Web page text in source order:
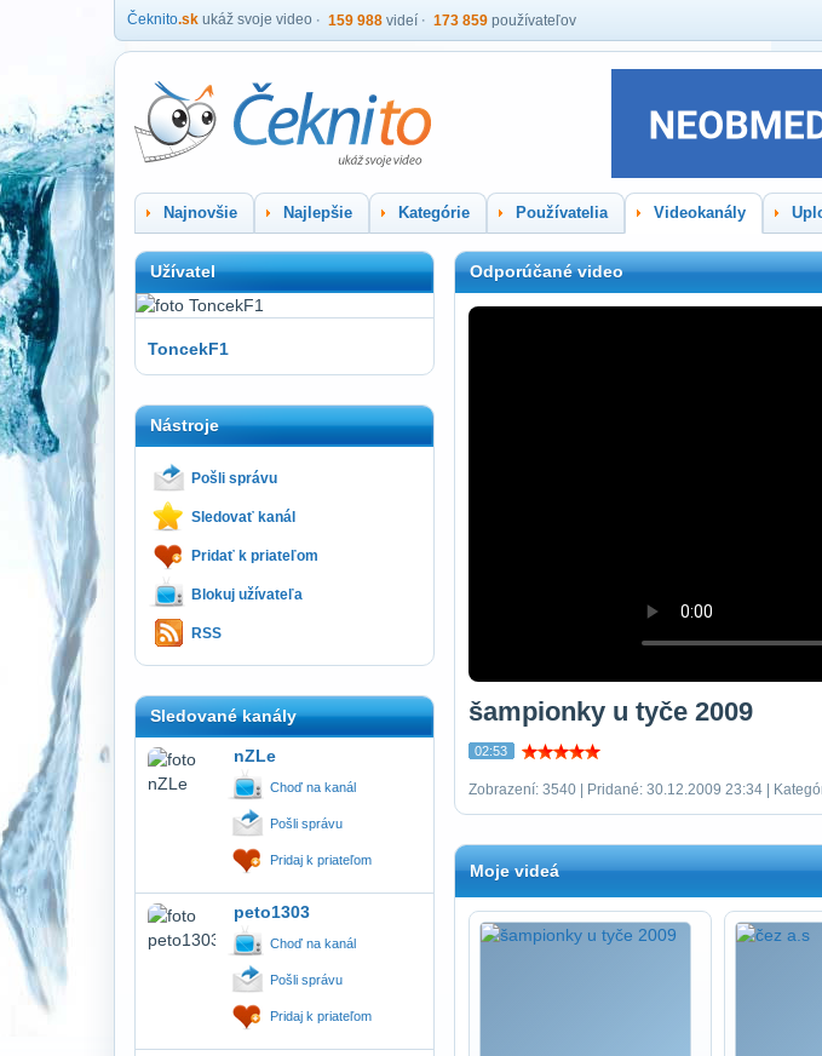
Čeknito.sk ukáž svoje video 159 988 videí 173 859 používateľov
Najnovšie Najlepšie Kategórie Používatelia Videokanály
Užívatel
ToncekF1
Nástroje
Pošli správu
Sledovať kanál
Pridať k priateľom
Blokuj užívateľa
RSS
Sledované kanály
nZLe
Choď na kanál
Pošli správu
Pridaj k priateľom
peto1303
Choď na kanál
Pošli správu
Pridaj k priateľom
Odporúčané video
šampionky u tyče 2009
02:53
Zobrazení: 3540 | Pridané: 30.12.2009 23:34 |
Moje videá